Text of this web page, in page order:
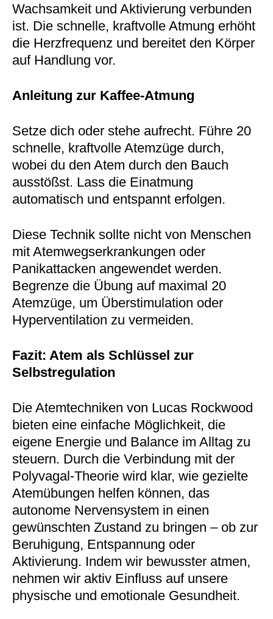
Wachsamkeit und Aktivierung verbunden
ist. Die schnelle, kraftvolle Atmung erhöht
die Herzfrequenz und bereitet den Körper
auf Handlung vor.
Anleitung zur Kaffee-Atmung
Setze dich oder stehe aufrecht. Führe 20
schnelle, kraftvolle Atemzüge durch,
wobei du den Atem durch den Bauch
ausstößst. Lass die Einatmung
automatisch und entspannt erfolgen.
Diese Technik sollte nicht von Menschen
mit Atemwegserkrankungen oder
Panikattacken angewendet werden.
Begrenze die Übung auf maximal 20
Atemzüge, um Überstimulation oder
Hyperventilation zu vermeiden.
Fazit: Atem als Schlüssel zur
Selbstregulation
Die Atemtechniken von Lucas Rockwood
bieten eine einfache Möglichkeit, die
eigene Energie und Balance im Alltag zu
steuern. Durch die Verbindung mit der
Polyvagal-Theorie wird klar, wie gezielte
Atemübungen helfen können, das
autonome Nervensystem in einen
gewünschten Zustand zu bringen – ob zur
Beruhigung, Entspannung oder
Aktivierung. Indem wir bewusster atmen,
nehmen wir aktiv Einfluss auf unsere
physische und emotionale Gesundheit.